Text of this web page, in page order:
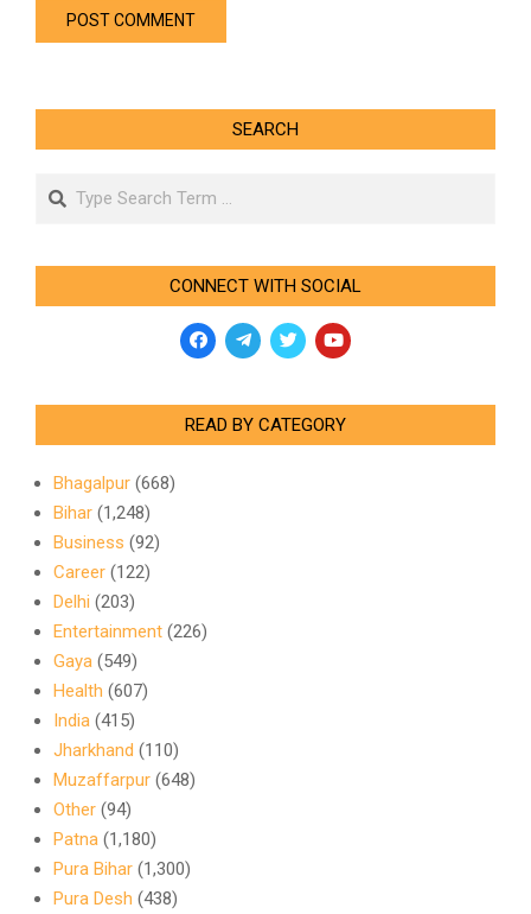
SEARCH
Search
CONNECT WITH SOCIAL
READ BY CATEGORY
Bhagalpur (668)
Bihar (1,248)
Business (92)
Career (122)
Delhi (203)
Entertainment (226)
Gaya (549)
Health (607)
India (415)
Jharkhand (110)
Muzaffarpur (648)
Other (94)
Patna (1,180)
Pura Bihar (1,300)
Pura Desh (438)